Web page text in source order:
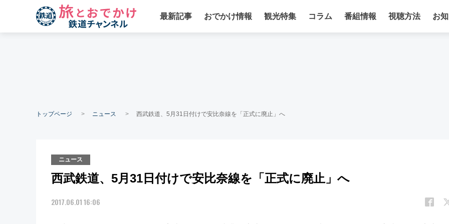
最新記事 おでかけ情報 観光特集 コラム 番組情報 視聴方法 お
トップページ ニュース 西武鉄道、5月31日付けで安比奈線を「正式に廃止」へ
ニュース
西武鉄道、5月31日付けで安比奈線を「正式に廃止」へ
2017.06.01 16:06